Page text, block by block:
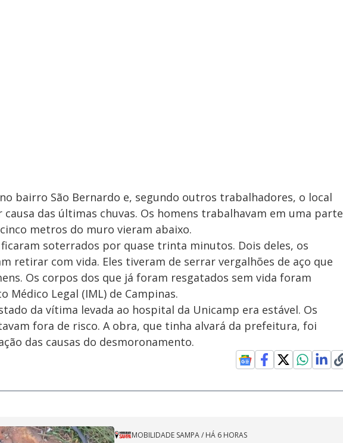
bairro São Bernardo e, segundo outros trabalhadores, o local
causa das últimas chuvas. Os homens trabalhavam em uma parte
metros do muro vieram abaixo.
soterrados por quase trinta minutos. Dois deles, os
retirar com vida. Eles tiveram de serrar vergalhões de aço que
Os corpos dos que já foram resgatados sem vida foram
Médico Legal (IML) de Campinas.
da vítima levada ao hospital da Unicamp era estável. Os
fora de risco. A obra, que tinha alvará da prefeitura, foi
das causas do desmoronamento.
MOBILIDADE SAMPA/ HÁ 6 HORAS